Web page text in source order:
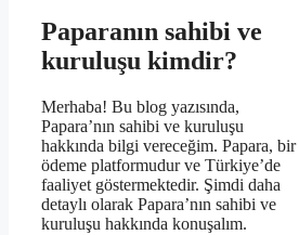
Paparanın sahibi ve
kuruluşu kimdir?
Merhaba! Bu blog yazısında,
Papara’nın sahibi ve kuruluşu
hakkında bilgi vereceğim. Papara, bir
ödeme platformudur ve Türkiye’de
faaliyet göstermektedir. Şimdi daha
detaylı olarak Papara’nın sahibi ve
kuruluşu hakkında konuşalım.